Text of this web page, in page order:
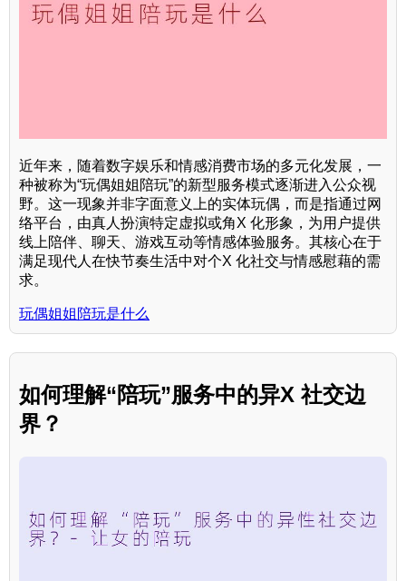
近年来，随着数字娱乐和情感消费市场的多元化发展，一
种被称为“玩偶姐姐陪玩”的新型服务模式逐渐进入公众视
野。这一现象并非字面意义上的实体玩偶，而是指通过网
络平台，由真人扮演特定虚拟或角X 化形象，为用户提供
线上陪伴、聊天、游戏互动等情感体验服务。其核心在于
满足现代人在快节奏生活中对个X 化社交与情感慰藉的需
求。
玩偶姐姐陪玩是什么
如何理解“陪玩”服务中的异X 社交边
界？